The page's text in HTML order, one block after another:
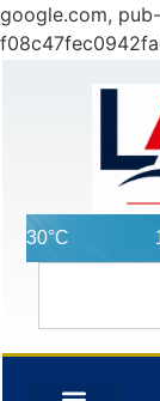
google.com,
10